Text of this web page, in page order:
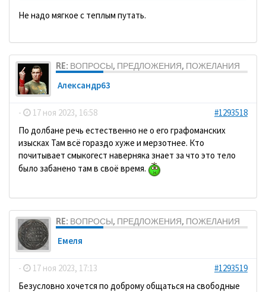
Не надо мягкое с теплым путать.
RE: ВОПРОСЫ, ПРЕДЛОЖЕНИЯ, ПОЖЕЛАНИЯ
Александр63
- 17 ноя 2023, 16:58
#1293518
По долбане речь естественно не о его графоманских
изысках Там всё гораздо хуже и мерзотнее. Кто
почитывает смыкогест наверняка знает за что это тело
было забанено там в своё время.
RE: ВОПРОСЫ, ПРЕДЛОЖЕНИЯ, ПОЖЕЛАНИЯ
Емеля
- 17 ноя 2023, 17:13
#1293519
Безусловно хочется по доброму общаться на свободные